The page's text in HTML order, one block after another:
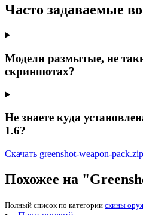
Часто задаваемые
Модели размытые, не
скриншотах?
Не знаете куда
1.6?
Скачать greenshot-weapon-pack.zip
Похожее на
Полный список по категории скины